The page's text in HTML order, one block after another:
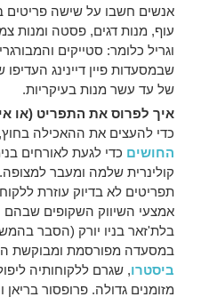
אנשים חשבו על שישה פריטים
עוף, מנות דגים, פסטה ומנות
וגריל כלומר: סטייקים
שבמסעדות פיין דיינינג העדיפו
של עד עשר מנות בעיקריות.
איך לפרוס את התפריט (או
כדי להעצים את ההאכילה
החושים כדי לגעת לאורחים
קולינרית שלמה ומעבר
תפריטים לא בדיוק עוזרת
אמצעי השיווק השקופים
בלת'זאר בניו יורק (הסבר
במסעדה מפורסמת ומבוקשת
ביסטרו, שגרם ללקוחותיה
מזומנים גדולה. פרופסור בריאן